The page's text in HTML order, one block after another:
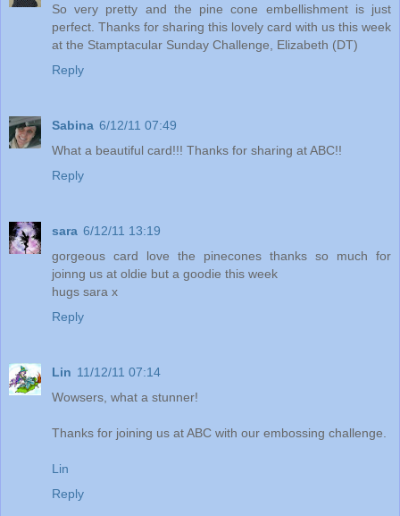
So very pretty and the pine cone embellishment is just
perfect. Thanks for sharing this lovely card with us this week
at the Stamptacular Sunday Challenge, Elizabeth (DT)
Reply
Sabina 6/12/11 07:49
What a beautiful card!!! Thanks for sharing at ABC!!
Reply
sara 6/12/11 13:19
gorgeous card love the pinecones thanks so much for
joinng us at oldie but a goodie this week
hugs sara x
Reply
Lin 11/12/11 07:14
Wowsers, what a stunner!
Thanks for joining us at ABC with our embossing challenge.
Lin
Reply